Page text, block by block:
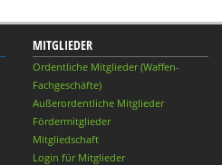
MITGLIEDER
Ordentliche Mitglieder (Waffen-
Fachgeschäfte)
Außerordentliche Mitglieder
Fördermitglieder
Mitgliedschaft
Login für Mitglieder